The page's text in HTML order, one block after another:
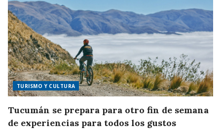
TURISMO Y CULTURA
Tucumán se prepara para otro fin de semana
de experiencias para todos los gustos